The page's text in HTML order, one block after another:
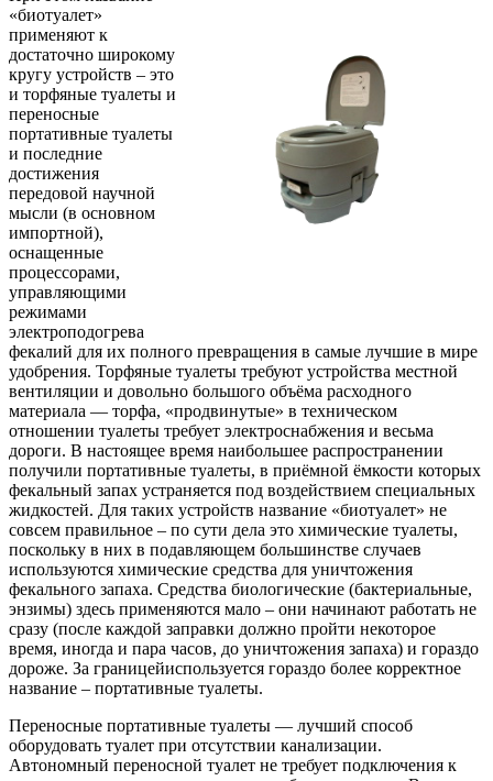
«биотуалет»
применяют к
достаточно широкому
кругу устройств – это
и торфяные туалеты и
переносные
портативные туалеты
и последние
достижения
передовой научной
мысли (в основном
импортной),
оснащенные
процессорами,
управляющими
режимами
электроподогрева
фекалий для их полного превращения в самые лучшие в мире
удобрения. Торфяные туалеты требуют устройства местной
вентиляции и довольно большого объёма расходного
материала — торфа, «продвинутые» в техническом
отношении туалеты требует электроснабжения и весьма
дороги. В настоящее время наибольшее распространении
получили портативные туалеты, в приёмной ёмкости которых
фекальный запах устраняется под воздействием специальных
жидкостей. Для таких устройств название «биотуалет» не
совсем правильное – по сути дела это химические туалеты,
поскольку в них в подавляющем большинстве случаев
используются химические средства для уничтожения
фекального запаха. Средства биологические (бактериальные,
энзимы) здесь применяются мало – они начинают работать не
сразу (после каждой заправки должно пройти некоторое
время, иногда и пара часов, до уничтожения запаха) и гораздо
дороже. За границейиспользуется гораздо более корректное
название – портативные туалеты.
Переносные портативные туалеты — лучший способ
оборудовать туалет при отсутствии канализации.
Автономный переносной туалет не требует подключения к